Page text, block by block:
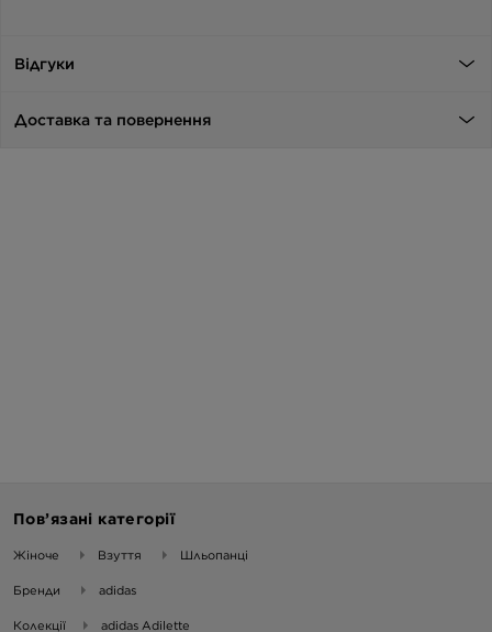
Відгуки
Доставка та повернення
Пов’язані категорії
Жіноче Взуття Шльопанці
Бренди adidas
Колекції adidas Adilette